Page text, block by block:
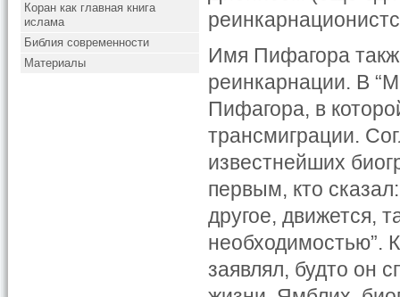
Коран как главная книга
ислама
Библия современности
Материалы
Имя Пифагора
реинкарнации. В
Пифагора, в
трансмиграции.
известнейших
первым, кто
другое, движется,
необходимостью”.
заявлял, будто он